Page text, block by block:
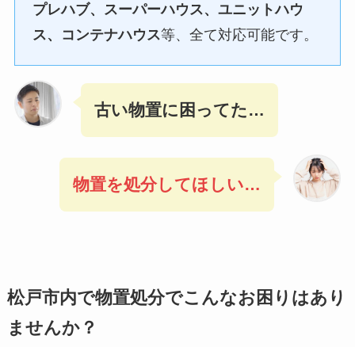
プレハブ、スーパーハウス、ユニットハウ
ス、コンテナハウス等、全て対応可能です。
古い物置に困ってた …
物置を処分してほしい…
松戸市内で物置処分でこんなお困りはあり
ませんか？